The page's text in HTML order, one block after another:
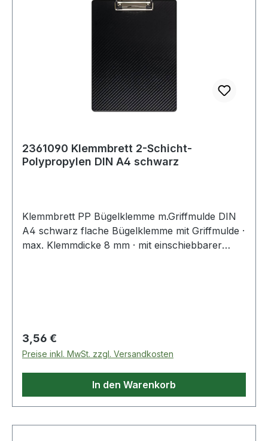
2361090 Klemmbrett 2-Schicht-
Polypropylen DIN A4 schwarz
Klemmbrett PP Bügelklemme m.Griffmulde DIN
A4 schwarz flache Bügelklemme mit Griffmulde ·
max. Klemmdicke 8 mm · mit einschiebbarer
Regulärer Preis:
3,56 €
Preise inkl. MwSt. zzgl. Versandkosten
In den Warenkorb